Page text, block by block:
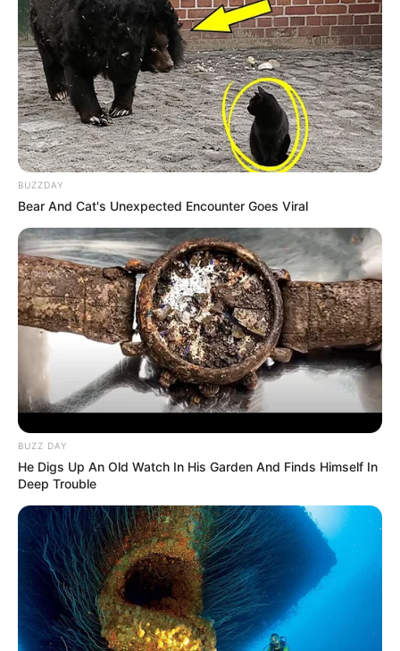
📜 Garantia constitucional traz segurança à categoria
A valorização automática está assegurada pelaEmenda
Constitucional nº 120/2022, que vincula opiso dos ACS e ACE
ao salário mínimo.
Diferente de outras categorias do serviço público, como
professores e enfermeiros, os agentes
não dependem de
negociações anuais ou projetos de lei para obter reajustes. Isso
garante previsibilidade financeira para os profissionais e para os
gestores municipais.
categorias.
VEJA TAMBÉM:
PEC 14 e PLP 185: Qual proposta é melhor?
Ocorreu Bloqueio de Verbas para 80 mil ACS
Fim da PEC dos 3 salários: Proposta foi esquecida
Incentivo Financeiro: Plano de ação para Receber.
BUZZDAY
Bear And Cat's Unexpected Encounter Goes Viral
BUZZ DAY
He Digs Up An Old Watch In His Garden And Finds Himself In
Deep Trouble